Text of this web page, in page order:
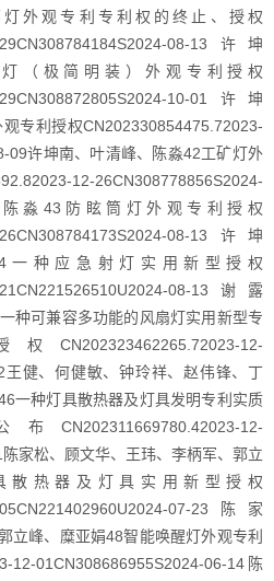
外观专利专利权的终止、授权
29CN308784184S2024-08-13许坤
（极简明装）外观专利授权
29CN308872805S2024-10-01许坤
专利授权CN202330854475.72023-
09许坤南、叶清峰、陈淼42工矿灯外
12-26CN308778856S2024-
淼43防眩筒灯外观专利授权
26CN308784173S2024-08-13许坤
一种应急射灯实用新型授权
21CN221526510U2024-08-13谢露
种可兼容多功能的风扇灯实用新型专
12-
王健、何健敏、钟玲祥、赵伟锋、丁
一种灯具散热器及灯具发明专利实质
12-
家松、顾文华、王玮、李柄军、郭立
散热器及灯具实用新型授权
05CN221402960U2024-07-23陈家
立峰、糜亚娟48智能唤醒灯外观专利
12-01CN308686955S2024-06-14陈